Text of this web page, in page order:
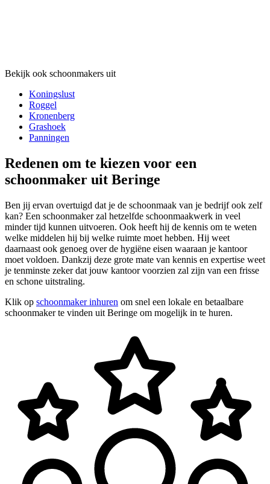
Bekijk ook schoonmakers uit
Koningslust
Roggel
Kronenberg
Grashoek
Panningen
Redenen om te kiezen voor een
schoonmaker uit Beringe
Ben jij ervan overtuigd dat je de schoonmaak van je bedrijf ook zelf
kan? Een schoonmaker zal hetzelfde schoonmaakwerk in veel
minder tijd kunnen uitvoeren. Ook heeft hij de kennis om te weten
welke middelen hij bij welke ruimte moet hebben. Hij weet
daarnaast ook genoeg over de hygiëne eisen waaraan je kantoor
moet voldoen. Dankzij deze grote mate van kennis en expertise weet
je tenminste zeker dat jouw kantoor voorzien zal zijn van een frisse
en schone uitstraling.
Klik op schoonmaker inhuren om snel een lokale en betaalbare
schoonmaker te vinden uit Beringe om mogelijk in te huren.